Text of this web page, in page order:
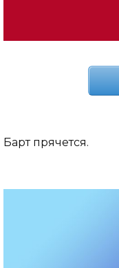
Барт прячется.